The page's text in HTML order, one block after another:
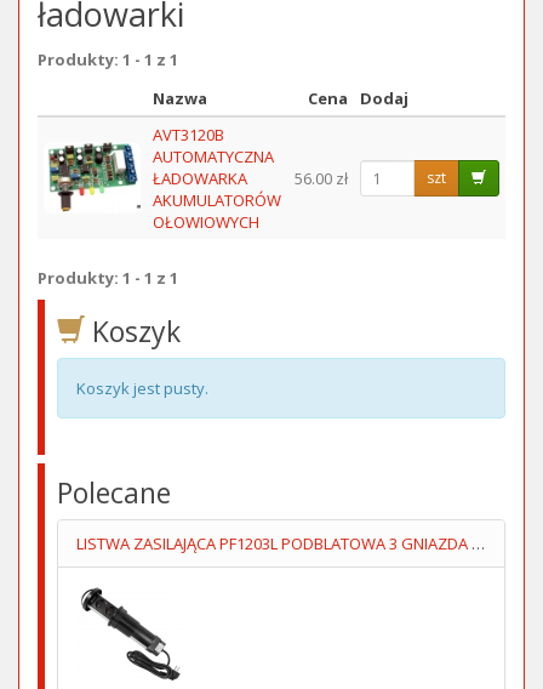
ładowarki
Produkty: 1 - 1 z 1
Obraz
Nazwa Cena
Dodaj
AVT3120B
AUTOMATYCZNA
ŁADOWARKA
AKUMULATORÓW
OŁOWIOWYCH
56.00 zł szt
Produkty: 1 - 1 z 1
Koszyk
Koszyk jest pusty.
Polecane
LISTWA ZASILAJĄCA PF1203L PODBLATOWA 3 GNIAZDA 1.4M